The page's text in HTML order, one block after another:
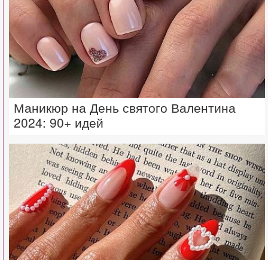
Маникюр на День святого Валентина
2024: 90+ идей